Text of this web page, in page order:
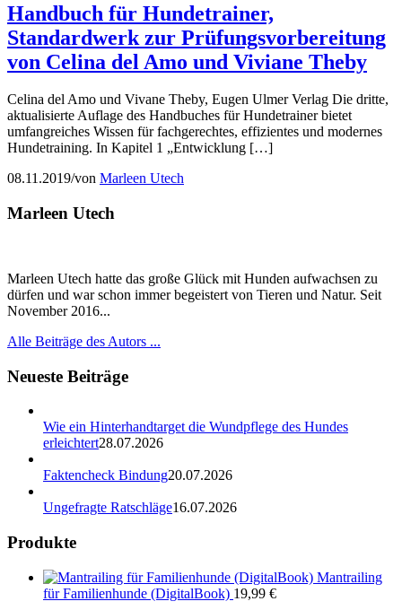
Handbuch für Hundetrainer,
Standardwerk zur Prüfungsvorbereitung
von Celina del Amo und Viviane Theby
Celina del Amo und Vivane Theby, Eugen Ulmer Verlag Die dritte,
aktualisierte Auflage des Handbuches für Hundetrainer bietet
umfangreiches Wissen für fachgerechtes, effizientes und modernes
Hundetraining. In Kapitel 1 „Entwicklung […]
08.11.2019/von Marleen Utech
Marleen Utech
Marleen Utech hatte das große Glück mit Hunden aufwachsen zu
dürfen und war schon immer begeistert von Tieren und Natur. Seit
November 2016...
Alle Beiträge des Autors ...
Neueste Beiträge
Wie ein Hinterhandtarget die Wundpflege des Hundes
erleichtert28.07.2026
Faktencheck Bindung20.07.2026
Ungefragte Ratschläge16.07.2026
Produkte
Mantrailing
für Familienhunde (DigitalBook) 19,99 €